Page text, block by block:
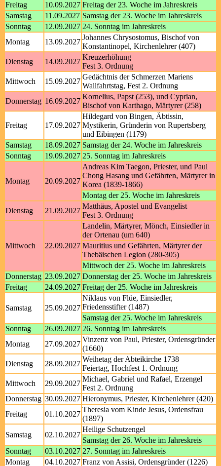
Freitag
10.09.2027 Freitag der 23. Woche im Jahreskreis
Samstag
11.09.2027 Samstag der 23. Woche im Jahreskreis
Sonntag
12.09.2027 24. Sonntag im Jahreskreis
Montag
13.09.2027
Johannes Chrysostomus, Bischof von
Konstantinopel, Kirchenlehrer (407)
Dienstag
14.09.2027
Kreuzerhöhung
Fest 3. Ordnung
Mittwoch
15.09.2027
Gedächtnis der Schmerzen Mariens
Wallfahrtstag, Fest 2. Ordnung
Donnerstag 16.09.2027
Kornelius, Papst (253), und Cyprian,
Bischof von Karthago, Märtyrer (258)
Freitag 17.09.2027
Hildegard von Bingen, Äbtissin,
Mystikerin, Gründerin von Rupertsberg
und Eibingen (1179)
Samstag
18.09.2027 Samstag der 24. Woche im Jahreskreis
Sonntag
19.09.2027 25. Sonntag im Jahreskreis
Montag 20.09.2027
Andreas Kim Taegon, Priester, und Paul
Chong Hasang und Gefährten, Märtyrer in
Korea (1839-1866)
Montag der 25. Woche im Jahreskreis
Dienstag
21.09.2027
Matthäus, Apostel und Evangelist
Fest 3. Ordnung
Mittwoch 22.09.2027
Landelin, Märtyrer, Mönch, Einsiedler in
der Ortenau (um 640)
Mauritius und Gefährten, Märtyrer der
Thebäischen Legion (280-305)
Mittwoch der 25. Woche im Jahreskreis
Donnerstag 23.09.2027 Donnerstag der 25. Woche im Jahreskreis
Freitag
24.09.2027 Freitag der 25. Woche im Jahreskreis
Samstag 25.09.2027
Niklaus von Flüe, Einsiedler,
Friedensstifter (1487)
Samstag der 25. Woche im Jahreskreis
Sonntag
26.09.2027 26. Sonntag im Jahreskreis
Montag
27.09.2027
Vinzenz von Paul, Priester, Ordensgründer
(1660)
Dienstag
28.09.2027
Weihetag der Abteikirche 1738
Feiertag, Hochfest 1. Ordnung
Mittwoch
29.09.2027
Michael, Gabriel und Rafael, Erzengel
Fest 2. Ordnung
Donnerstag 30.09.2027 Hieronymus, Priester, Kirchenlehrer (420)
Freitag
01.10.2027
Theresia vom Kinde Jesus, Ordensfrau
(1897)
Samstag
02.10.2027
Heilige Schutzengel
Samstag der 26. Woche im Jahreskreis
Sonntag
03.10.2027 27. Sonntag im Jahreskreis
Montag
04.10.2027 Franz von Assisi, Ordensgründer (1226)